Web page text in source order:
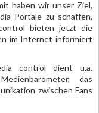
haben wir unser Ziel,
Portale zu schaffen,
bieten jetzt die
im Internet informiert
control dient u.a.
das
zwischen Fans